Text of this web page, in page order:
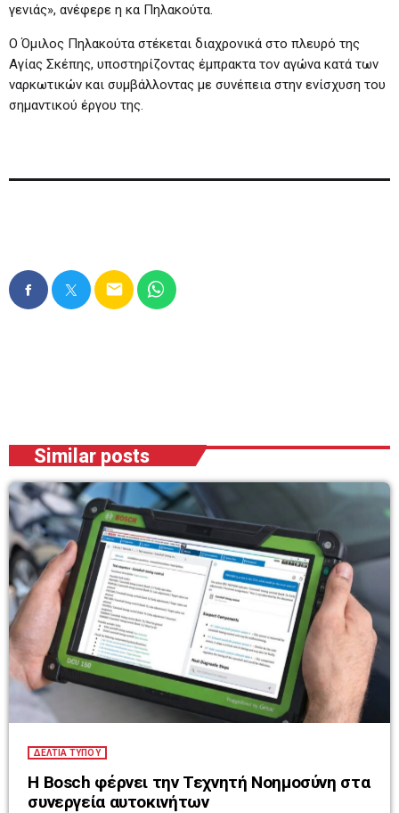
γενιάς», ανέφερε η κα Πηλακούτα.
Ο Όμιλος Πηλακούτα στέκεται διαχρονικά στο πλευρό της
Αγίας Σκέπης, υποστηρίζοντας έμπρακτα τον αγώνα κατά των
ναρκωτικών και συμβάλλοντας με συνέπεια στην ενίσχυση του
σημαντικού έργου της.
email
Similar posts
ΔΕΛΤΙΑ ΤΥΠΟΥ
Η Bosch φέρνει την Τεχνητή Νοημοσύνη στα
συνεργεία αυτοκινήτων